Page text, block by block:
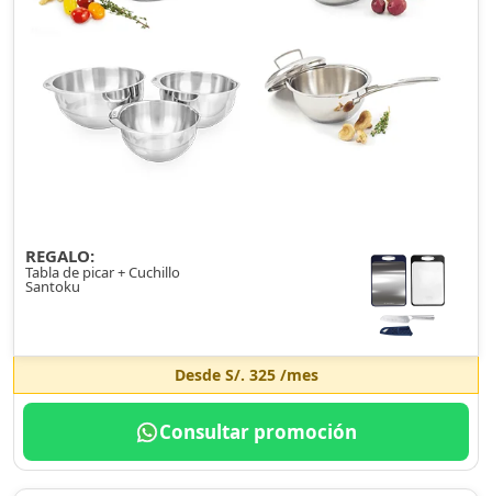
REGALO:
Tabla de picar + Cuchillo
Santoku
Desde S/. 325/mes
Consultar promoción